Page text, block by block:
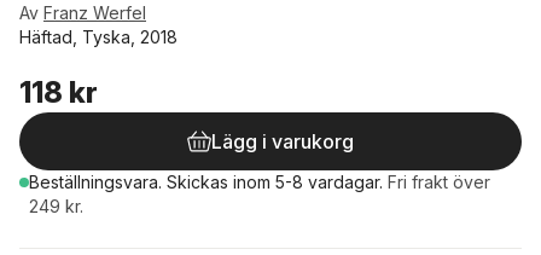
Av Franz Werfel
Häftad, Tyska, 2018
118 kr
Lägg i varukorg
Beställningsvara. Skickas inom 5-8 vardagar. Fri frakt över
249 kr.